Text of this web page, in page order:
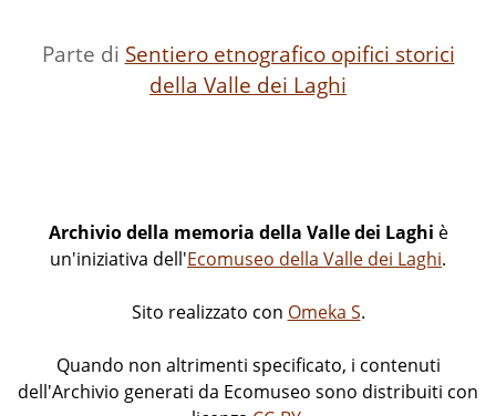
Parte di Sentiero etnografico opifici storici
della Valle dei Laghi
Archivio della memoria della Valle dei Laghi è
un'iniziativa dell'Ecomuseo della Valle dei Laghi.
Sito realizzato con Omeka S.
Quando non altrimenti specificato, i contenuti
dell'Archivio generati da Ecomuseo sono distribuiti con